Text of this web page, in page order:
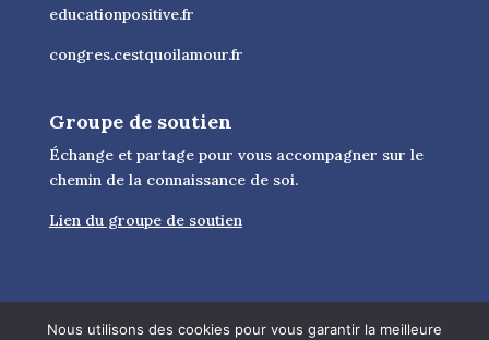
educationpositive.fr
congres.cestquoilamour.fr
Groupe de soutien
Échange et partage pour vous accompagner sur le
chemin de la connaissance de soi.
Lien du groupe de soutien
Nous utilisons des cookies pour vous garantir la meilleure